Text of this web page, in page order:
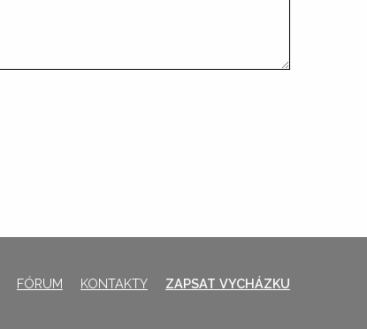
FÓRUM KONTAKTY ZAPSAT VYCHÁZKU